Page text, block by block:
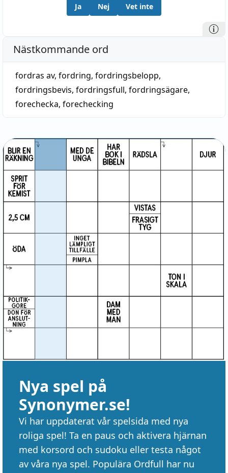
Ja Nej Vet inte
Nästkommande ord
fordras av, fordring, fordringsbelopp,
fordringsbevis, fordringsfull, fordringsägare,
forechecka, forechecking
Nya spel på
Synonymer.se!
Vi har uppdaterat vår spelsida med nya
roliga spel! Ta en paus och aktivera hjärnan
med korsord och sudoku eller testa något
av våra nya spel. Populära Ordfull har nu